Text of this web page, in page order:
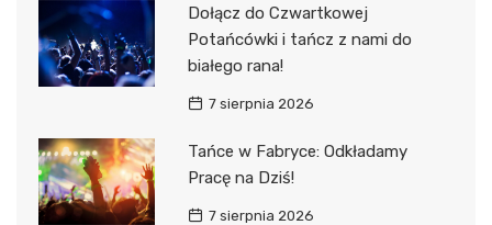
Dołącz do Czwartkowej
Potańcówki i tańcz z nami do
białego rana!
7 sierpnia 2026
Tańce w Fabryce: Odkładamy
Pracę na Dziś!
7 sierpnia 2026